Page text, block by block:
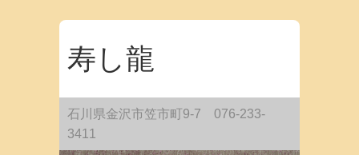
寿し龍
石川県金沢市笠市町9-7 076-233-
3411